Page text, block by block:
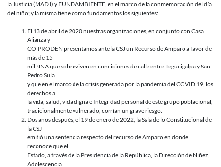
la Justicia (MADJ) y FUNDAMBIENTE, en el marco de la conmemoración del día
del niño; y la misma tiene como fundamentos los siguientes:
El 13 de abril de 2020 nuestras organizaciones, en conjunto con Casa
Alianza y
COIPRODEN presentamos ante la CSJ un Recurso de Amparo a favor de
más de 15
mil NNA que sobreviven en condiciones de calle entre Tegucigalpa y San
Pedro Sula
y que en el marco de la crisis generada por la pandemia del COVID 19, los
derechos a
la vida, salud, vida digna e Integridad personal de este grupo poblacional,
tradicionalmente vulnerado, corrían un grave riesgo.
Dos años después, el 19 de enero de 2022, la Sala de lo Constitucional de
la CSJ
emitió una sentencia respecto del recurso de Amparo en donde
reconoce que el
Estado, a través de la Presidencia de la República, la Dirección de Niñez,
Adolescencia